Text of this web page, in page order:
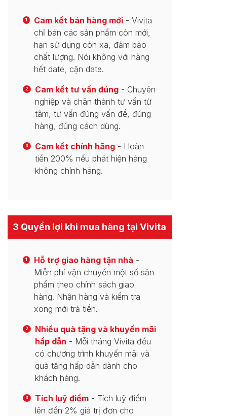
1 Cam kết bán hàng mới - Vivita
chỉ bán các sản phẩm còn mới,
hạn sử dụng còn xa, đảm bảo
chất lượng. Nói không với hàng
hết date, cận date.
2 Cam kết tư vấn đúng - Chuyên
nghiệp và chân thành tư vấn từ
tâm, tư vấn đúng vấn đề, đúng
hàng, đúng cách dùng.
3 Cam kết chính hãng - Hoàn
tiền 200% nếu phát hiện hàng
không chính hãng.
3 Quyền lợi khi mua hàng tại Vivita
1 Hỗ trợ giao hàng tận nhà -
Miễn phí vận chuyển một số sản
phẩm theo chính sách giao
hàng. Nhận hàng và kiểm tra
xong mới trả tiền.
2
Nhiều quà tặng và khuyến mãi
hấp dẫn - Mỗi tháng Vivita đều
có chương trình khuyến mãi và
quà tặng hấp dẫn dành cho
khách hàng.
3 Tích luỹ điểm - Tích luỹ điểm
lên đến 2% giá trị đơn cho